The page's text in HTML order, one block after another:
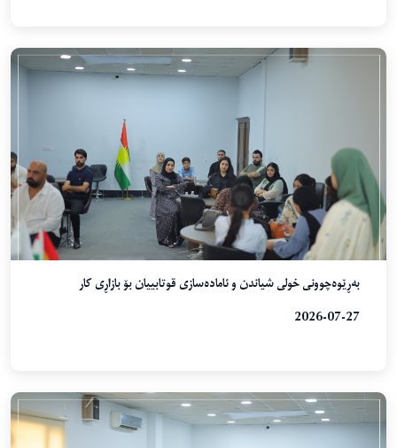
بەڕێوەچوونی خولی شیاندن و ئامادەسازی قوتابییان بۆ بازاڕی کار
2026-07-27